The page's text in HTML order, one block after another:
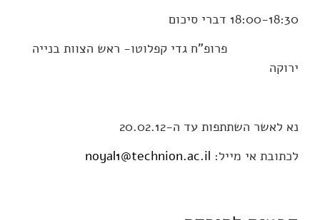
18:00-18:30 דברי סיכום
פרופ"ח גדי קפלוטו- ראש הצוות בנייה
ירוקה
נא לאשר השתתפות עד ה-20.02.12
לכתובת אי מייל: noyal1@technion.ac.il